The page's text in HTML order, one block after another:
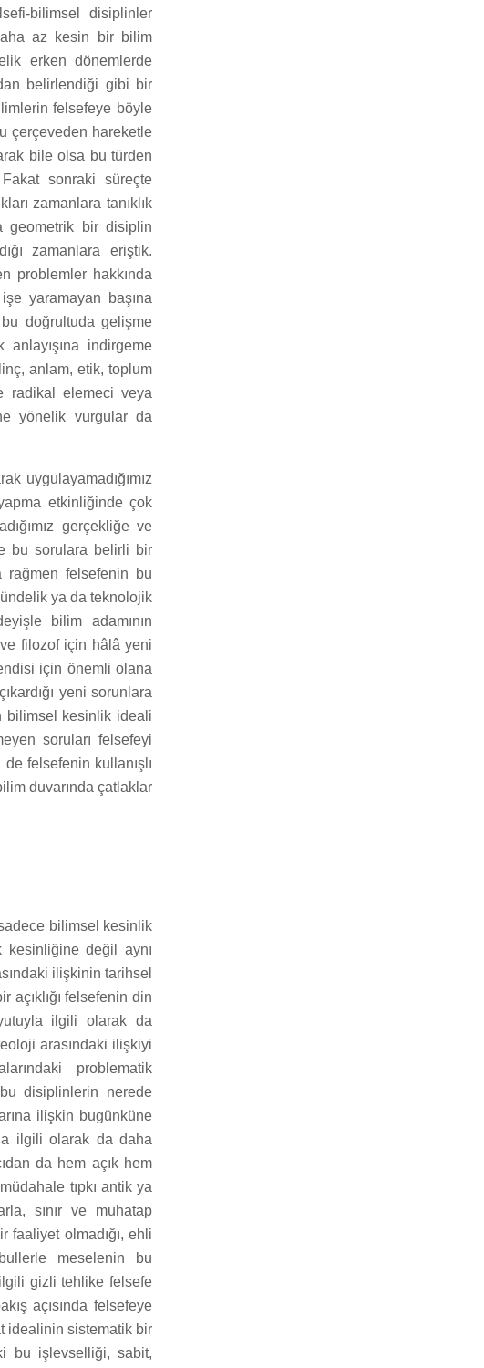
bilimsel disiplinler
az kesin bir bilim
erken dönemlerde
belirlendiği gibi bir
felsefeye böyle
çerçeveden hareketle
bile olsa bu türden
sonraki süreçte
zamanlara tanıklık
geometrik bir disiplin
zamanlara eriştik.
problemler hakkında
yaramayan başına
doğrultuda gelişme
indirgeme
anlam, etik, toplum
radikal elemeci veya
yönelik vurgular da
uygulayamadığımız
etkinliğinde çok
gerçekliğe ve
bu sorulara belirli bir
rağmen felsefenin bu
ya da teknolojik
bilim adamının
filozof için hâlâ yeni
için önemli olana
yeni sorunlara
bilimsel kesinlik ideali
soruları felsefeyi
felsefenin kullanışlı
duvarında çatlaklar
bilimsel kesinlik
değil aynı
ilişkinin tarihsel
açıklığı felsefenin din
ilgili olarak da
arasındaki ilişkiyi
problematik
disiplinlerin nerede
ilişkin bugünküne
ilgili olarak da daha
da hem açık hem
tıpkı antik ya
sınır ve muhatap
olmadığı, ehli
meselenin bu
gizli tehlike felsefe
açısında felsefeye
idealinin sistematik bir
bu işlevselliği, sabit,